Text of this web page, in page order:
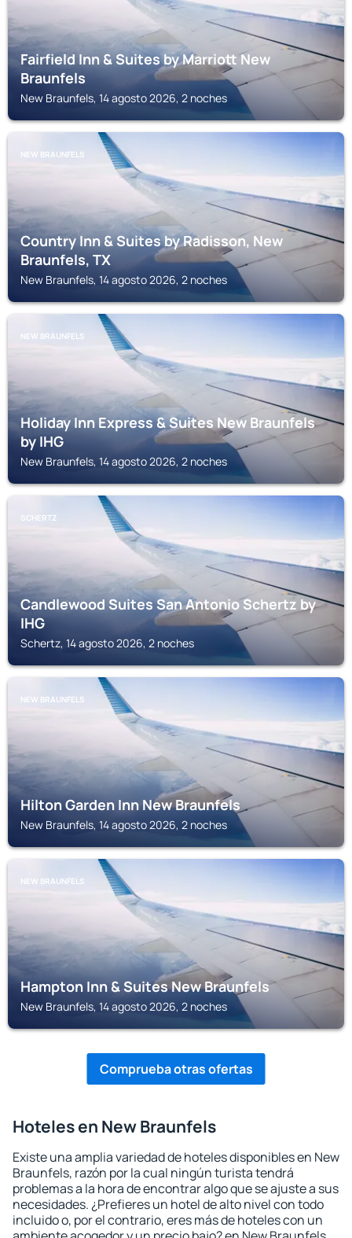
Fairfield Inn & Suites by Marriott New
Braunfels
New Braunfels, 14 agosto 2026, 2 noches
NEW BRAUNFELS
Country Inn & Suites by Radisson, New
Braunfels, TX
New Braunfels, 14 agosto 2026, 2 noches
NEW BRAUNFELS
Holiday Inn Express & Suites New Braunfels
by IHG
New Braunfels, 14 agosto 2026, 2 noches
SCHERTZ
Candlewood Suites San Antonio Schertz by
IHG
Schertz, 14 agosto 2026, 2 noches
NEW BRAUNFELS
Hilton Garden Inn New Braunfels
New Braunfels, 14 agosto 2026, 2 noches
NEW BRAUNFELS
Hampton Inn & Suites New Braunfels
New Braunfels, 14 agosto 2026, 2 noches
Comprueba otras ofertas
Hoteles en New Braunfels
Existe una amplia variedad de hoteles disponibles en New
Braunfels, razón por la cual ningún turista tendrá
problemas a la hora de encontrar algo que se ajuste a sus
necesidades. ¿Prefieres un hotel de alto nivel con todo
incluido o, por el contrario, eres más de hoteles con un